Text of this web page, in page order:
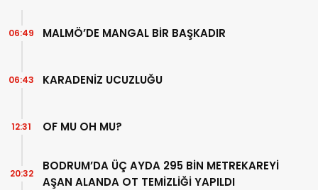
MALMÖ’DE MANGAL BİR BAŞKADIR
06:49
KARADENİZ UCUZLUĞU
06:43
OF MU OH MU?
12:31
BODRUM’DA ÜÇ AYDA 295 BİN METREKAREYİ
AŞAN ALANDA OT TEMİZLİĞİ YAPILDI
20:32